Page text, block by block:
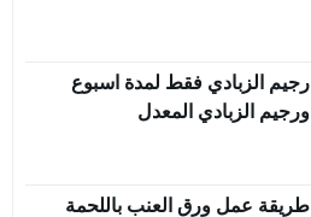
رجيم الزبادي فقط لمدة اسبوع
ورجيم الزبادي المعدل
طريقة عمل ورق العنب باللحمة